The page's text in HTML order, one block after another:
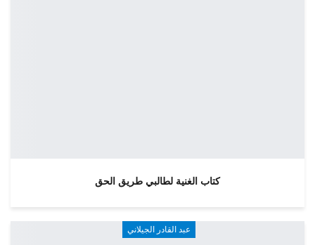
كتاب الغنية لطالبي طريق الحق
عبد القادر الجيلاني